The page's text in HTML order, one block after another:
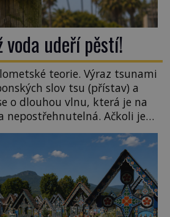
voda udeří pěstí!
teorie. Výraz tsunami
slov tsu (přístav) a
o dlouhou vlnu, která je na
nepostřehnutelná. Ačkoli je
i 300 kilometrů, výška vlny
1,5 metru. Máme se
i v Evropě? Vznik